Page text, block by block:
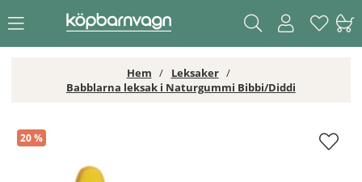
Hem
Leksaker
Babblarna leksak i Naturgummi Bibbi/Diddi
20
Babblarna leksak i Naturgummi Bibbi/Diddi